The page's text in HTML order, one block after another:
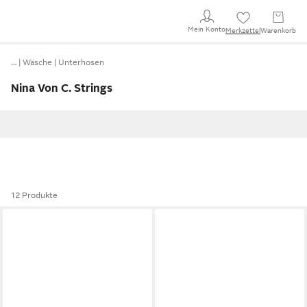
Mein KontoMerkzettel Warenkorb
… Wäsche Unterhosen
Nina Von C. Strings
12 Produkte